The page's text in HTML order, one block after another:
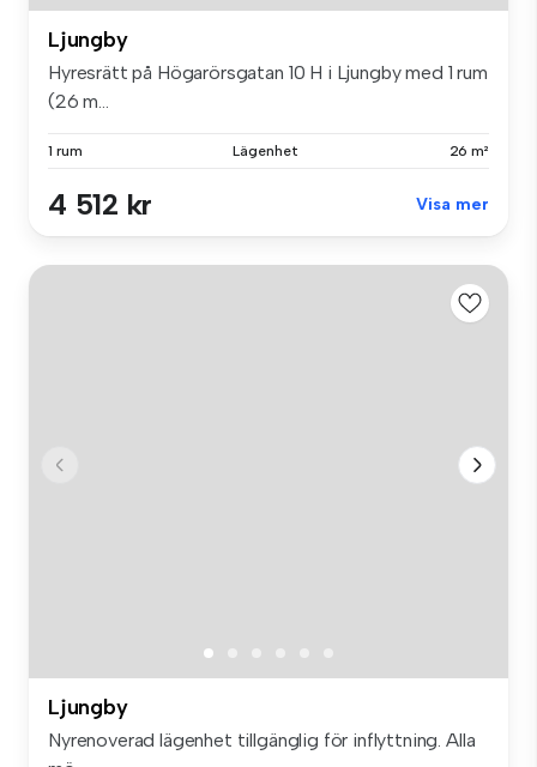
Ljungby
Hyresrätt på Högarörsgatan 10 H i Ljungby med 1 rum
(26 m...
1 rum Lägenhet 26 m²
4 512 kr Visa mer
Ljungby
Nyrenoverad lägenhet tillgänglig för inflyttning. Alla